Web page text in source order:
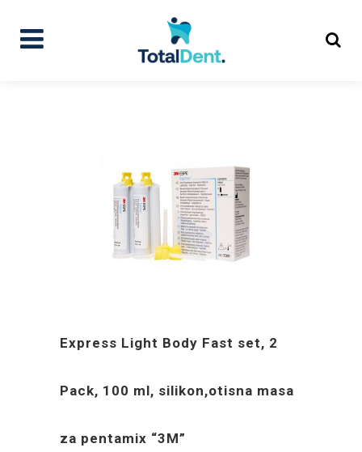
Express Light Body Fast set, 2
Pack, 100 ml, silikon,otisna masa
za pentamix “3M”